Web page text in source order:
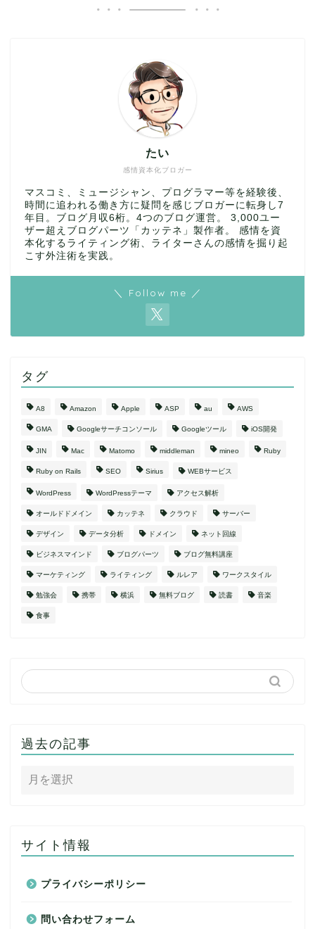
感情資本化ブロガー
たい
マスコミ、ミュージシャン、プログラマー等を経験後、
時間に追われる働き方に疑問を感じブロガーに転身し7
年目。ブログ月収6桁。4つのブログ運営。 3,000ユー
ザー超えブログパーツ「カッテネ」製作者。 感情を資
本化するライティング術、ライターさんの感情を掘り起
こす外注術を実践。
＼ Follow me ／
タグ
A8 Amazon Apple ASP au AWS
GMA Googleサーチコンソール Googleツール iOS開発
JIN Mac Matomo middleman mineo Ruby
Ruby on Rails SEO Sirius WEBサービス
WordPress WordPressテーマ アクセス解析
オールドドメイン カッテネ クラウド サーバー
デザイン データ分析 ドメイン ネット回線
ビジネスマインド ブログパーツ ブログ無料講座
マーケティング ライティング ルレア ワークスタイル
勉強会 携帯 横浜 無料ブログ 読書 音楽
食事
過去の記事
サイト情報
プライバシーポリシー
問い合わせフォーム